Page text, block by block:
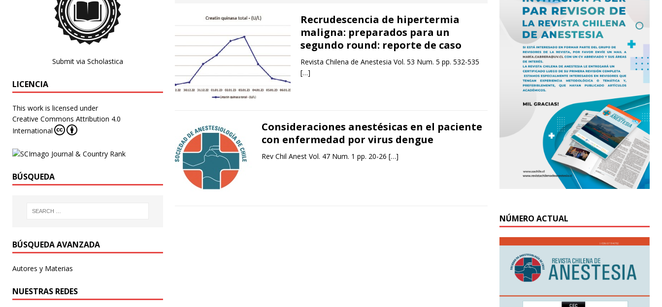
Recrudescencia de hipertermia
maligna: preparados para un
segundo round: reporte de caso
Revista Chilena de Anestesia Vol. 53 Num. 5 pp. 532-535
[…]
Consideraciones anestésicas en el paciente
con enfermedad por virus dengue
Rev Chil Anest Vol. 47 Num. 1 pp. 20-26 […]
Submit via Scholastica
LICENCIA
This work is licensed under
Creative Commons Attribution 4.0
International
BÚSQUEDA
BÚSQUEDA AVANZADA
Autores y Materias
NUESTRAS REDES
NÚMERO ACTUAL